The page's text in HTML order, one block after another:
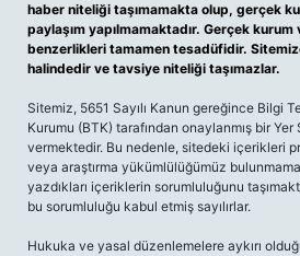
haber niteliği taşımamakta olup, gerçek
paylaşım yapılmamaktadır. Gerçek
benzerlikleri tamamen tesadüfidir.
halindedir ve tavsiye niteliği taşımazlar.
Sitemiz, 5651 Sayılı Kanun gereğince Bilgi
Kurumu (BTK) tarafından onaylanmış bir
vermektedir. Bu nedenle, sitedeki içerikleri
veya araştırma yükümlülüğümüz
yazdıkları içeriklerin sorumluluğunu
bu sorumluluğu kabul etmiş sayılırlar.
Hukuka ve yasal düzenlemelere aykırı